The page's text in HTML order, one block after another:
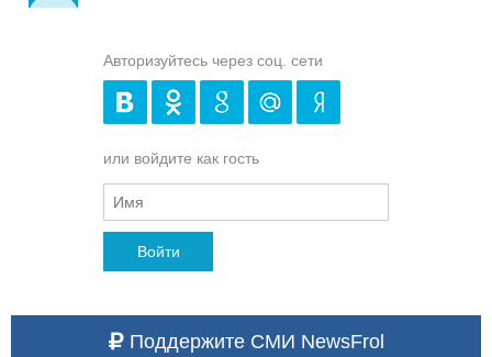
Авторизуйтесь через соц. сети
или войдите как гость
Войти
Поддержите СМИ NewsFrol